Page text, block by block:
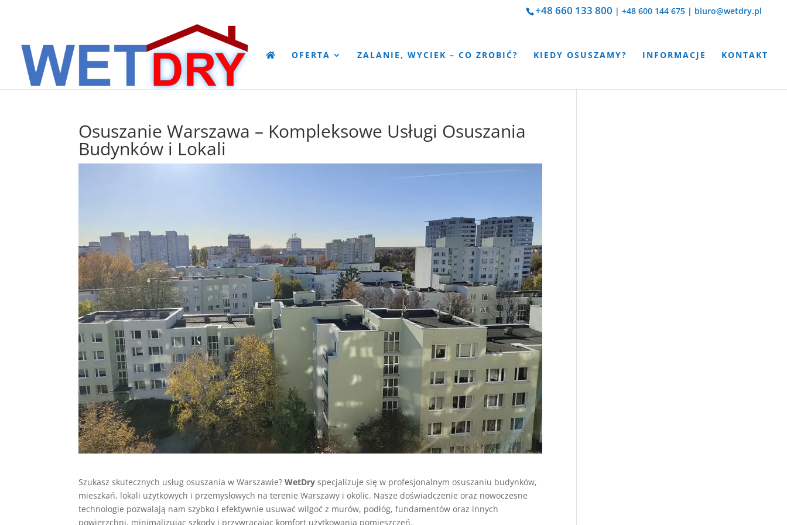
+48 660 133 800 | +48 600 144 675 | biuro@wetdry.pl
OFERTA ZALANIE, WYCIEK – CO ZROBIĆ? KIEDY OSUSZAMY? INFORMACJE KONTAKT
Osuszanie Warszawa – Kompleksowe Usługi Osuszania
Budynków i Lokali
Szukasz skutecznych usług osuszania w Warszawie?WetDry specjalizuje się w profesjonalnym osuszaniu budynków,
mieszkań, lokali użytkowych i przemysłowych na terenie Warszawy i okolic. Nasze doświadczenie oraz nowoczesne
technologie pozwalają nam szybko i efektywnie usuwać wilgoć z murów, podłóg, fundamentów oraz innych
powierzchni, minimalizując szkody i przywracając komfort użytkowania pomieszczeń.